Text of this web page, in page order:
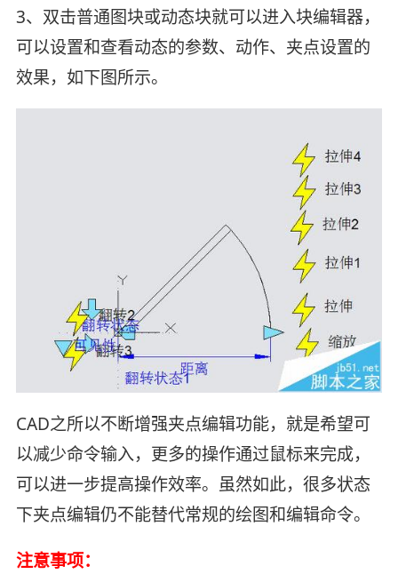
3、双击普通图块或动态块就可以进入块编辑器，
可以设置和查看动态的参数、动作、夹点设置的
效果，如下图所示。
CAD之所以不断增强夹点编辑功能，就是希望可
以减少命令输入，更多的操作通过鼠标来完成，
可以进一步提高操作效率。虽然如此，很多状态
下夹点编辑仍不能替代常规的绘图和编辑命令。
注意事项：